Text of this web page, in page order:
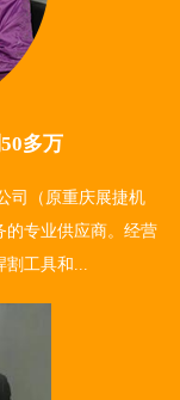
多万
司（原重庆展捷机
的专业供应商。经营
割工具和...